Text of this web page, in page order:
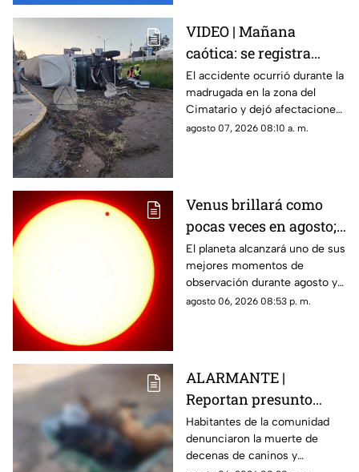
VIDEO | Mañana
caótica: se registra
volcadura de tráiler en
la carretera 57 rumbo a
Celaya
El accidente ocurrió durante la
madrugada en la zona del
Cimatario y dejó afectaciones
en el sitio, aunque no se
agosto 07, 2026 08:10 a. m.
Venus brillará como
pocas veces en agosto;
a esta hora podrás
verlo durante este mes
El planeta alcanzará uno de sus
mejores momentos de
observación durante agosto y
podrá distinguirse sin
agosto 06, 2026 08:53 p. m.
ALARMANTE |
Reportan presunto
env3nen4miento de al
menos 23 perros en
esta zona de Querétaro:
Habitantes de la comunidad
denunciaron la muerte de
decenas de caninos y